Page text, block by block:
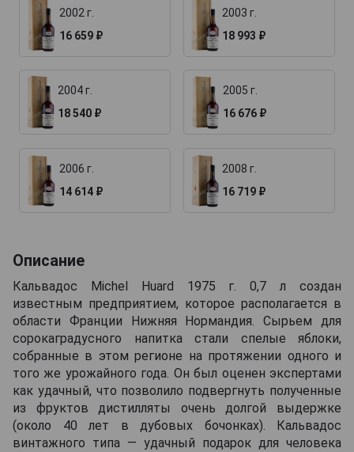
2002 г.
16 659 ₽
2003 г.
18 993 ₽
2004 г.
18 540 ₽
2005 г.
16 676 ₽
2006 г.
14 614 ₽
2008 г.
16 719 ₽
Описание
Кальвадос Michel Huard 1975 г. 0,7 л создан
известным предприятием, которое располагается в
области Франции Нижняя Нормандия. Сырьем для
сорокаградусного напитка стали спелые яблоки,
собранные в этом регионе на протяжении одного и
того же урожайного года. Он был оценен экспертами
как удачный, что позволило подвергнуть полученные
из фруктов дистилляты очень долгой выдержке
(около 40 лет в дубовых бочонках). Кальвадос
винтажного типа — удачный подарок для человека